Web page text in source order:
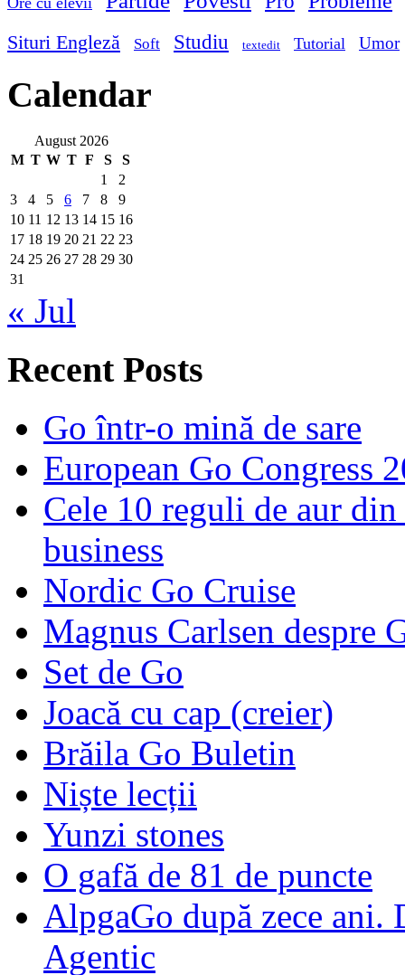
Situri Engleză Soft Studiu textedit Tutorial Umor
Calendar
August 2026
M T W T F S
S
1
2
3
4 5 6 7 8
9
10 11 12 13 14 15 16
17 18 19 20 21 22 23
24 25 26 27 28 29 30
31
« Jul
Recent Posts
Go într-o mină de sare
European Go Congress
Cele 10 reguli de aur
business
Nordic Go Cruise
Magnus Carlsen despre
Set de Go
Joacă cu cap (creier)
Brăila Go Buletin
Niște lecții
Yunzi stones
O gafă de 81 de puncte
AlpgaGo după zece ani.
Agentic